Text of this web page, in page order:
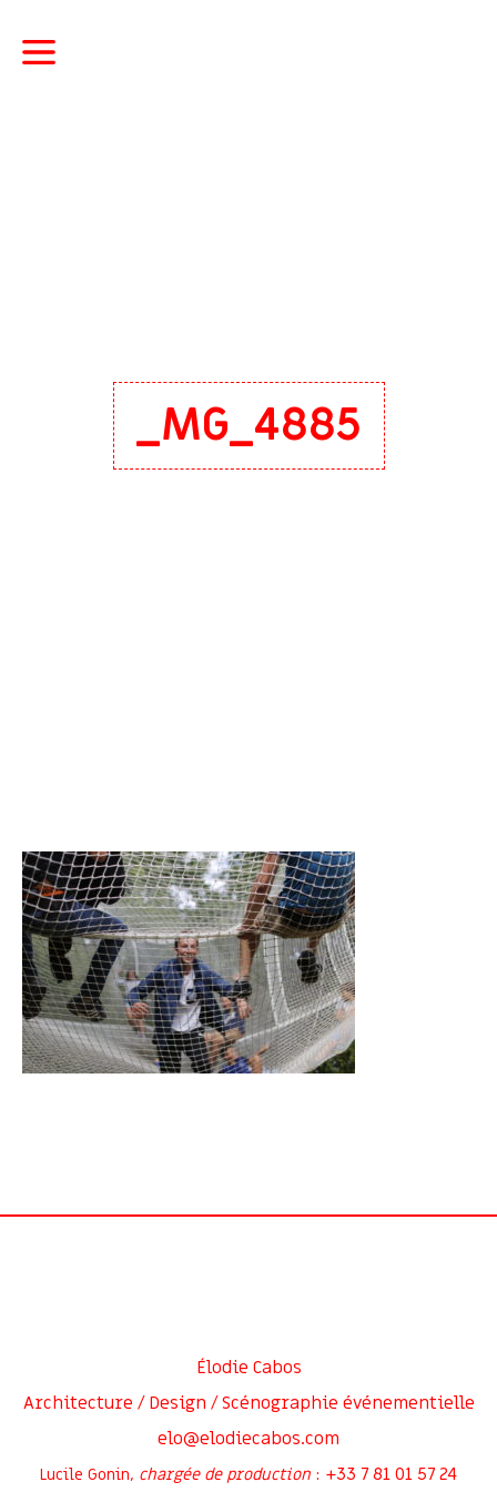
_MG_4885
Élodie Cabos
Architecture / Design / Scénographie événementielle
elo@elodiecabos.com
Lucile Gonin, chargée de production : +33 7 81 01 57 24